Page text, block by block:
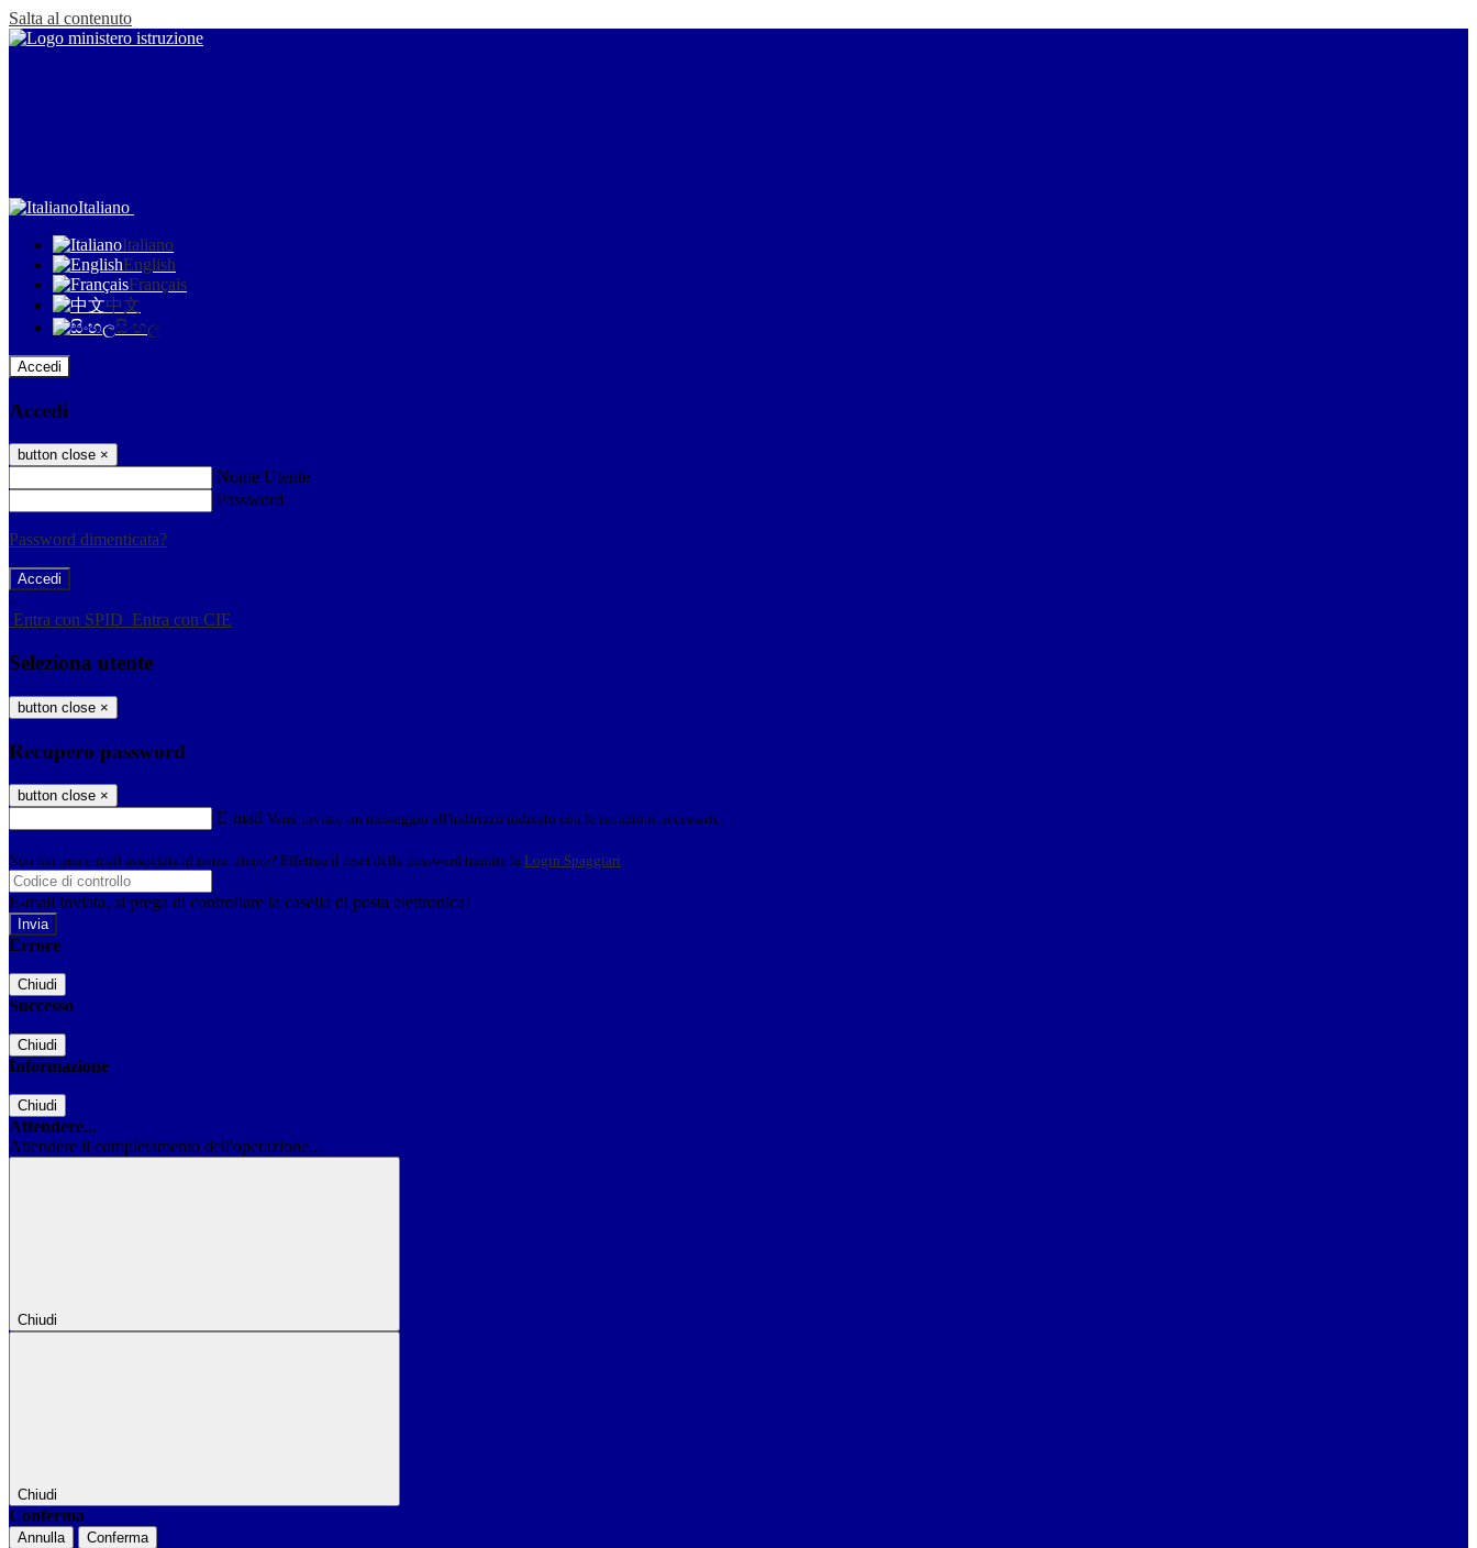
Salta al contenuto
Italiano
Italiano
English
Français
中文
සිංහල
Accedi
Accedi
button close ×
Nome Utente
Password
Password dimenticata?
-
Entra con SPID Entra con CIE
Seleziona utente
button close ×
Recupero password
button close ×
E-mail Verrà inviato un messaggio all'indirizzo indicato con le istruzioni necessarie.
Non hai una e-mail associata al nome utente? Effettua il reset della password tramite la Login Spaggiari
E-mail inviata, si prega di controllare la casella di posta elettronica!
Errore
Chiudi
Successo
Chiudi
Informazione
Chiudi
Attendere...
Attendere il completamento dell'operazione...
Chiudi
Chiudi
Conferma
Annulla Conferma